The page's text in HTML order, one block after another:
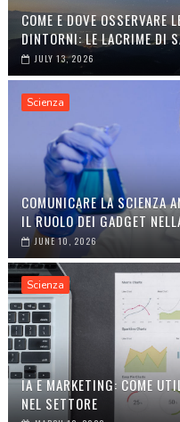
COME E DOVE OSSERVARE
DINTORNI: LE LACRIME DI
JULY 13, 2026
Scienza
COMUNICARE LA SCIENZA
IL RUOLO DEI GADGET
JUNE 10, 2026
Scienza
IA E MARKETING: COME
NEL SETTORE